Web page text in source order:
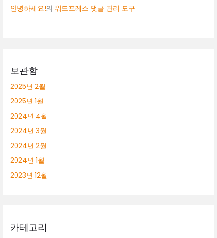
안녕하세요!의워드프레스 댓글 관리 도구
보관함
2025년 2월
2025년 1월
2024년 4월
2024년 3월
2024년 2월
2024년 1월
2023년 12월
카테고리